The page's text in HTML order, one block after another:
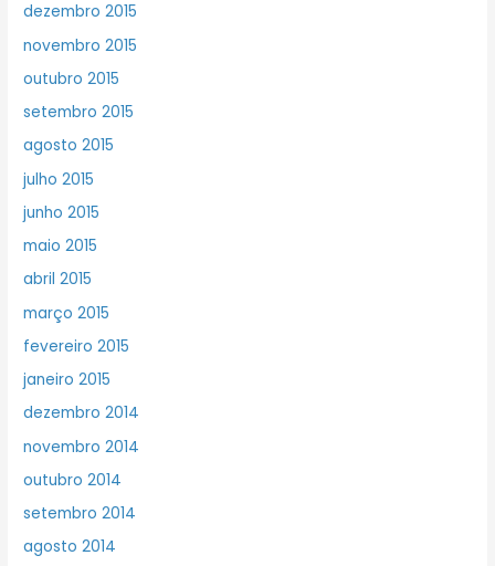
dezembro 2015
novembro 2015
outubro 2015
setembro 2015
agosto 2015
julho 2015
junho 2015
maio 2015
abril 2015
março 2015
fevereiro 2015
janeiro 2015
dezembro 2014
novembro 2014
outubro 2014
setembro 2014
agosto 2014